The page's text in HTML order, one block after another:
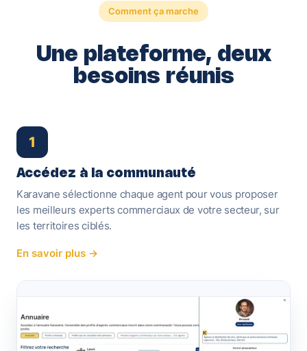
Comment ça marche
Une plateforme, deux
besoins réunis
1
Accédez à la communauté
Karavane sélectionne chaque agent pour vous proposer
les meilleurs experts commerciaux de votre secteur, sur
les territoires ciblés.
En savoir plus →